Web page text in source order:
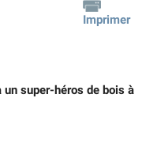
Imprimer
super-héros de bois à